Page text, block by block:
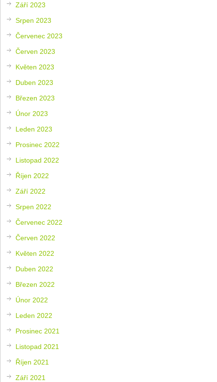
Září 2023
Srpen 2023
Červenec 2023
Červen 2023
Květen 2023
Duben 2023
Březen 2023
Únor 2023
Leden 2023
Prosinec 2022
Listopad 2022
Říjen 2022
Září 2022
Srpen 2022
Červenec 2022
Červen 2022
Květen 2022
Duben 2022
Březen 2022
Únor 2022
Leden 2022
Prosinec 2021
Listopad 2021
Říjen 2021
Září 2021